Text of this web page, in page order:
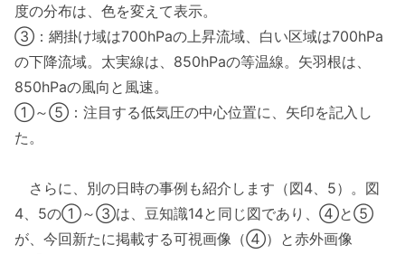
度の分布は、色を変えて表示。
③：網掛け域は700hPaの上昇流域、白い区域は700hPa
の下降流域。太実線は、850hPaの等温線。矢羽根は、
850hPaの風向と風速。
①～⑤：注目する低気圧の中心位置に、矢印を記入し
た。
さらに、別の日時の事例も紹介します（図4、5）。図
4、5の①～③は、豆知識14と同じ図であり、④と⑤
が、今回新たに掲載する可視画像（④）と赤外画像